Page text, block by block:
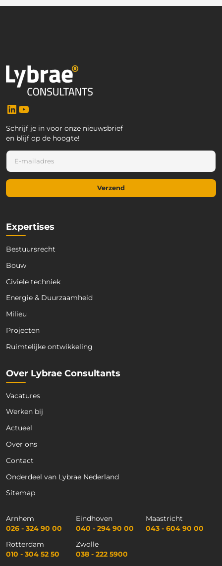
LinkedIn
Schrijf je in voor onze nieuwsbrief
en blijf op de hoogte!
-
m
i
l
-
m
i
l
E
m
a
i
Verzend
Expertises
Bestuursrecht
Bouw
Civiele techniek
Energie & Duurzaamheid
Milieu
Projecten
Ruimtelijke ontwikkeling
Over Lybrae Consultants
Vacatures
Werken bij
Actueel
Over ons
Contact
Onderdeel van Lybrae Nederland
Sitemap
Arnhem
026 - 324 90 00
Eindhoven
040 - 294 90 00
Maastricht
043 - 604 90 00
Rotterdam
010 - 304 52 50
Zwolle
038 - 222 5900